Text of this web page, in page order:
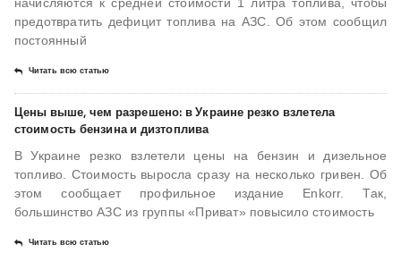
начисляются к средней стоимости 1 литра топлива, чтобы
предотвратить дефицит топлива на АЗС. Об этом сообщил
постоянный
Читать всю статью
Цены выше, чем разрешено: в Украине резко взлетела
стоимость бензина и дизтоплива
В Украине резко взлетели цены на бензин и дизельное
топливо. Стоимость выросла сразу на несколько гривен. Об
этом сообщает профильное издание Enkorr. Так,
большинство АЗС из группы «Приват» повысило стоимость
Читать всю статью